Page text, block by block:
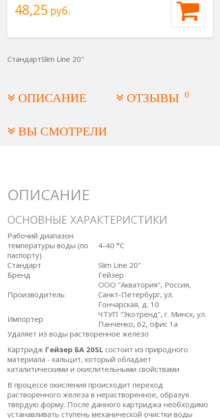
48,25 руб.
СтандартSlim Line 20"
ОПИСАНИЕ ОТЗЫВЫ 0
ВЫ СМОТРЕЛИ
ОПИСАНИЕ
ОСНОВНЫЕ ХАРАКТЕРИСТИКИ
Рабочий диапазон
температуры воды (по
паспорту)
4-40 °C
Стандарт
Slim Line 20"
Бренд
Гейзер
Производитель
ООО "Акватория", Россия,
Санкт-Петербург, ул.
Гончарская, д. 10
Импортер
ЧТУП "Экотренд", г. Минск, ул.
Панченко, 62, офис 1а
Удаляет из воды растворенное железо
Картридж Гейзер БА 20SL состоит из природного
материала - кальцит, который обладает
каталитическими и окислительными свойствами
В процессе окисления происходит переход
растворенного железа в нерастворенное, образуя
твердую форму. После данного картриджа необходимо
устанавливать ступень механической очистки воды